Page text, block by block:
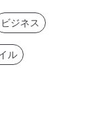
ビジネス
ル